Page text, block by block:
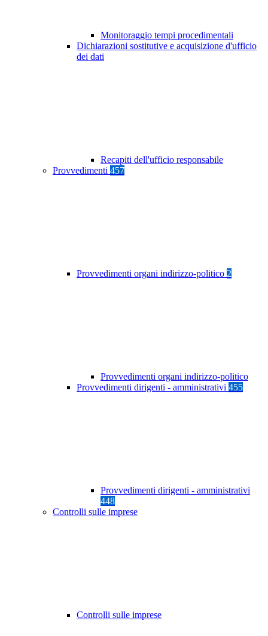
Monitoraggio tempi procedimentali
Dichiarazioni sostitutive e acquisizione d'ufficio
dei dati
Recapiti dell'ufficio responsabile
Provvedimenti 457
Provvedimenti organi indirizzo-politico 2
Provvedimenti organi indirizzo-politico
Provvedimenti dirigenti - amministrativi 455
Provvedimenti dirigenti - amministrativi
448
Controlli sulle imprese
Controlli sulle imprese